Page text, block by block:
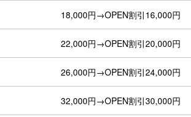
18,000円→OPEN割引16,000円
22,000円→OPEN割引20,000円
26,000円→OPEN割引24,000円
32,000円→OPEN割引30,000円